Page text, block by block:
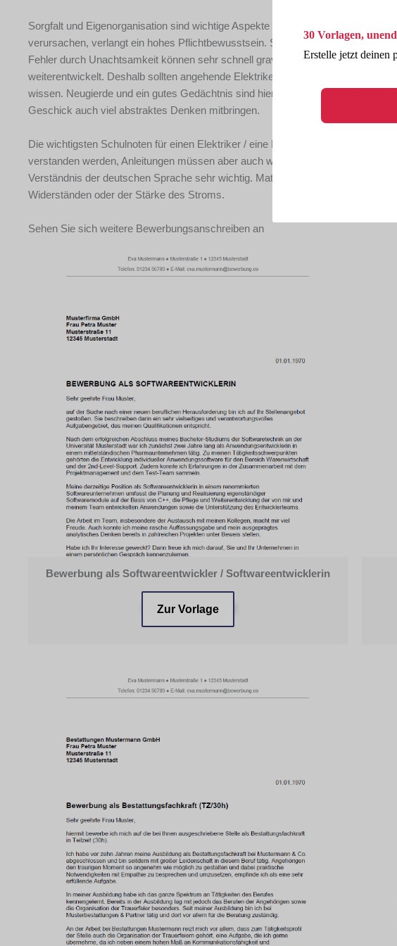
Sorgfalt und Eigenorganisation sind wichtige Aspekte in diesem Beruf. Die
verursachen, verlangt ein hohes Pflichtbewusstsein. Systeme müssen
Fehler durch Unachtsamkeit können sehr schnell gravierende Folgen haben.
weiterentwickelt. Deshalb sollten angehende Elektriker / Elektrikerinnen immer
wissen. Neugierde und ein gutes Gedächtnis sind hier von Vorteil. Wer oft
Geschick auch viel abstraktes Denken mitbringen.
Die wichtigsten Schulnoten für einen Elektriker / eine Elektrikerin sind
verstanden werden, Anleitungen müssen aber auch weitergegeben werden
Verständnis der deutschen Sprache sehr wichtig. Mathematik spielt in der
Widerständen oder der Stärke des Stroms.
Sehen Sie sich weitere Bewerbungsanschreiben an
Bewerbung als Softwareentwickler / Softwareentwicklerin
Zur Vorlage
30 Vorlagen,
Erstelle jetzt deinen